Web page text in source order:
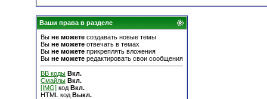
Ваши права в разделе
Вы не можете создавать новые темы
Вы не можете отвечать в темах
Вы не можете прикреплять вложения
Вы не можете редактировать свои сообщения
BB коды Вкл.
Смайлы Вкл.
[IMG] код Вкл.
HTML код Выкл.